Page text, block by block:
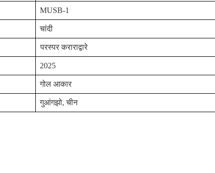
MUSB-1
चांदी
परस्पर कराराद्वारे
2025
गोल आकार
गुआंगझो, चीन